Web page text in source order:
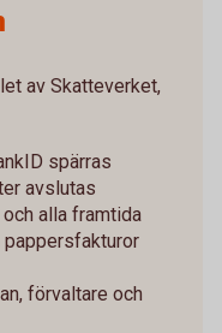
av Skatteverket,
spärras
avslutas
alla framtida
förvaltare och